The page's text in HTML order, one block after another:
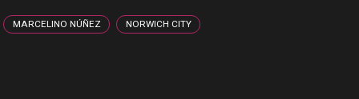
MARCELINO NÚÑEZ NORWICH CITY